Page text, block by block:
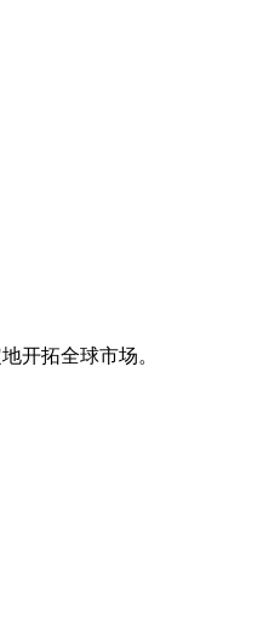
开拓全球市场。